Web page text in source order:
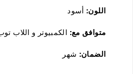
اللون: أسود
متوافق مع: الكمبيوتر و اللاب
الضمان: شهر